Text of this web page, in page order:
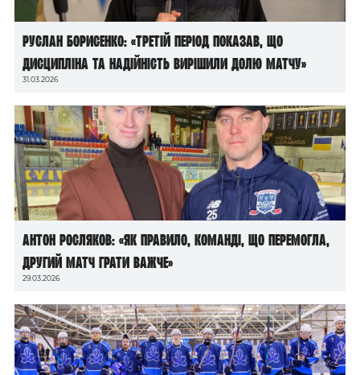
Руслан Борисенко: «Третій період показав, що
дисципліна та надійність вирішили долю матчу»
31.03.2026
Антон Росляков: «Як правило, команді, що перемогла,
другий матч грати важче»
29.03.2026